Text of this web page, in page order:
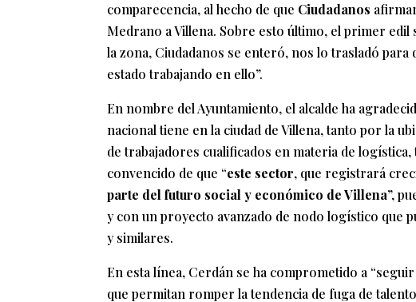
comparecencia, al hecho de que Ciudadanos
Medrano a Villena. Sobre esto último, el primer
la zona, Ciudadanos se enteró, nos lo trasladó
estado trabajando en ello”.
En nombre del Ayuntamiento, el alcalde ha
nacional tiene en la ciudad de Villena, tanto por la
de trabajadores cualificados en materia de
convencido de que “este sector, que registrará
parte del futuro social y económico de Villena”,
y con un proyecto avanzado de nodo logístico que
y similares.
En esta línea, Cerdán se ha comprometido a
que permitan romper la tendencia de fuga de